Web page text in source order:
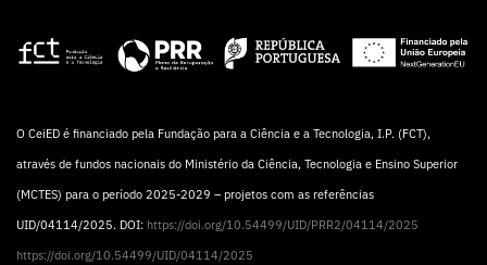
O CeiED é financiado pela Fundação para a Ciência e a Tecnologia, I.P. (FCT),
através de fundos nacionais do Ministério da Ciência, Tecnologia e Ensino Superior
(MCTES) para o período 2025-2029 – projetos com as referências
UID/04114/2025. DOI: https://doi.org/10.54499/UID/PRR2/04114/2025
https://doi.org/10.54499/UID/04114/2025